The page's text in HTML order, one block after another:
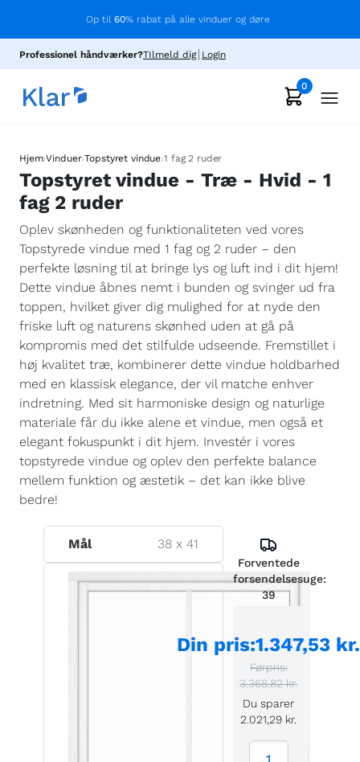
Op til 60% rabat på alle vinduer og døre
Professionel håndværker?TIlmeld dig Login
0
Hjem›Vinduer›Topstyret vindue›1 fag 2 ruder
Topstyret vindue - Træ - Hvid - 1
fag 2 ruder
Oplev skønheden og funktionaliteten ved vores
Topstyrede vindue med 1 fag og 2 ruder – den
perfekte løsning til at bringe lys og luft ind i dit hjem!
Dette vindue åbnes nemt i bunden og svinger ud fra
toppen, hvilket giver dig mulighed for at nyde den
friske luft og naturens skønhed uden at gå på
kompromis med det stilfulde udseende. Fremstillet i
høj kvalitet træ, kombinerer dette vindue holdbarhed
med en klassisk elegance, der vil matche enhver
indretning. Med sit harmoniske design og naturlige
materiale får du ikke alene et vindue, men også et
elegant fokuspunkt i dit hjem. Investér i vores
topstyrede vindue og oplev den perfekte balance
mellem funktion og æstetik – det kan ikke blive
bedre!
Mål 38 x41
Forventede
forsendelsesuge:
39
Din pris:1.347,53 kr.
Førpris:
3.368,82 kr.
Du sparer
2.021,29 kr.